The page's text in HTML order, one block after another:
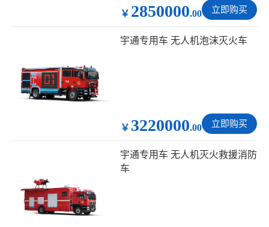
￥ 2850000.00 立即购买
宇通专用车 无人机泡沫灭火车
￥ 3220000.00 立即购买
宇通专用车 无人机灭火救援消防
车